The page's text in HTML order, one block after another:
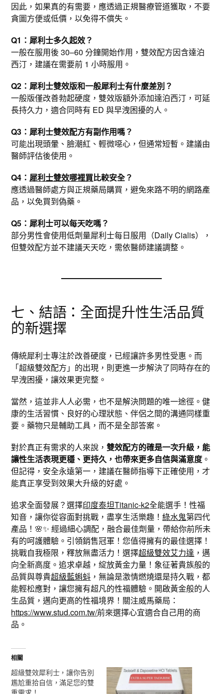
因此，如果真的有需要，應透過正規醫療管道獲取，不要
貪圖方便或低價，以免得不償失。
Q1：犀利士多久起效？
一般在服用後 30–60 分鐘開始作用，雙效配方因含達泊
西汀，建議在需要前 1 小時服用。
Q2：犀利士雙效版和一般犀利士有什麼差別？
一般版僅改善勃起硬度，雙效版額外添加達泊西汀，可延
長持久力，適合同時有 ED 與早洩困擾的人。
Q3：犀利士雙效配方有副作用嗎？
可能出現頭暈、臉潮紅、輕微噁心，但通常短暫。建議由
醫師評估後使用。
Q4： 犀利士雙效哪裡買比較安全？
應透過醫師處方與正規藥局購買，避免來路不明的網路產
品，以免買到偽藥。
Q5：犀利士可以每天吃嗎？
部分男性會使用低劑量犀利士每日服用（Daily Cialis），
但雙效配方並不建議天天吃，需依醫師建議調整。
七、結語：全面提升性生活品質
的新選擇
傳統犀利士專注於改善硬度，已經讓許多男性受惠。而
「超級雙效配方」的出現，則更進一步解決了同時存在的
早洩困擾，讓效果更完整。
當然，這並非人人必需，也不是解決問題的唯一途徑。健
康的生活習慣、良好的心理狀態、伴侶之間的溝通同樣重
要。藥物只是輔助工具，而不是全部答案。
對於真正有需求的人來說，雙效配方的確是一次升級，能
讓性生活表現更穩、更持久，也帶來更多自信與滿意度 。
但記得，安全永遠第一，建議在醫師指導下正確使用，才
能真正享受到效果大升級的好處。
追求全面發展？選擇印度泰坦Titanic-k2全能選手！性福
知音，讓你從容面對挑戰，盡享生活樂趣！綠水鬼第四代
產品！🌸✨ 經過細心調配，融合最佳劑量，帶給你前所未
有的呵護體驗。引領銷售冠軍！您值得擁有的最佳選擇！
挑戰自我極限，釋放無盡活力！選擇超級雙效艾力達 ，邁
向全新高度。追求卓越，綻放黃金力量！象征著貴族般的
品質與尊貴超級藍蝌蚪 ，無論是激情燃燒還是持久戰，都
能輕松應對，讓您擁有超凡的性福體驗。開啟黃金般的人
生品質，邁向更高的性福境界！關注威馬藥局：
https://www.stud.com.tw/前來選擇心宜適合自己用的商
品。
相關
超級雙效犀利士，讓你告別
尷尬重拾自信，滿足您的雙
重需求！